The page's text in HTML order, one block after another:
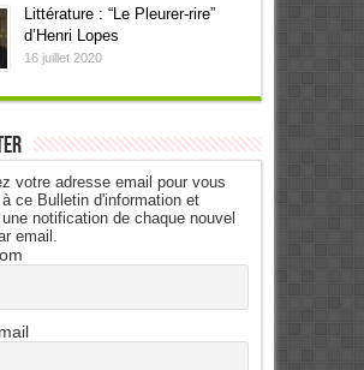
Littérature : “Le Pleurer-rire”
d’Henri Lopes
16 juillet 2020
votre adresse email pour vous
ce Bulletin d'information et
notification de chaque nouvel
email.